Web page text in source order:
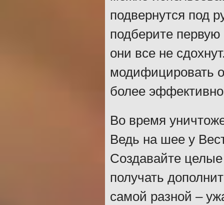
подвернутся под
подберите
они все не
модифицировать
более
Во время
Ведь на шее у
Создавайте
получать
самой разной –